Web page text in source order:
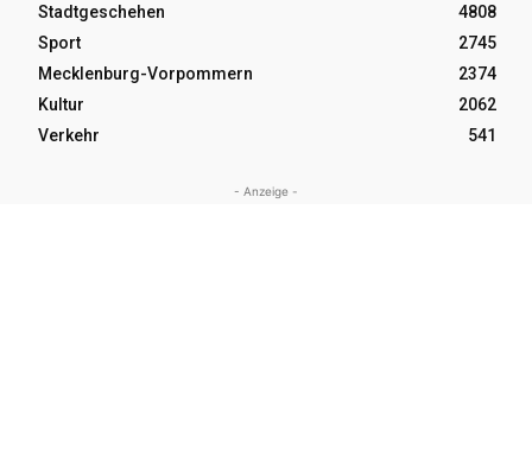
Stadtgeschehen
4808
Sport
2745
Mecklenburg-Vorpommern
2374
Kultur
2062
Verkehr
541
- Anzeige -